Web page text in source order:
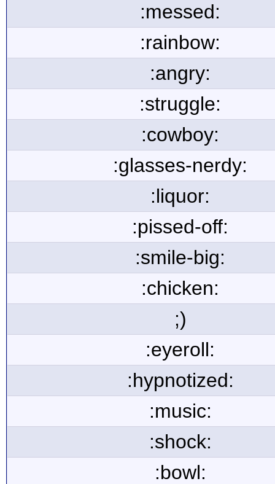
:messed:
:rainbow:
:angry:
:struggle:
:cowboy:
:glasses-nerdy:
:liquor:
:pissed-off:
:smile-big:
:chicken:
;)
:eyeroll:
:hypnotized:
:music:
:shock:
:bowl: